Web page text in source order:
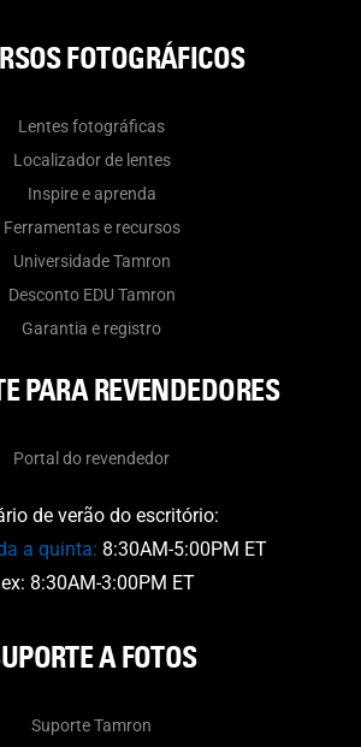
FOTOGRÁFICOS
Lentes fotográficas
Localizador de lentes
Inspire e aprenda
Ferramentas e recursos
Universidade Tamron
Desconto EDU Tamron
Garantia e registro
PARA REVENDEDORES
Portal do revendedor
de verão do escritório:
a quinta: 8:30AM-5:00PM ET
8:30AM-3:00PM ET
A FOTOS
Suporte Tamron